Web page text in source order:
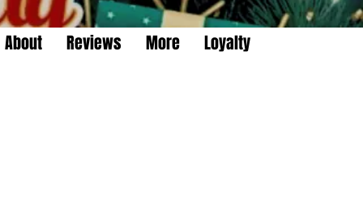
About Reviews More Loyalty